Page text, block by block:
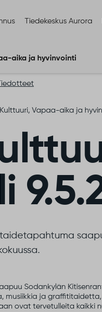
Tiedekeskus Aurora
aika ja hyvinvointi
Tiedotteet
Kulttuuri, Vapaa-aika ja
Sodankylän
musiikkia ja
ovat tervetulleita kaikki